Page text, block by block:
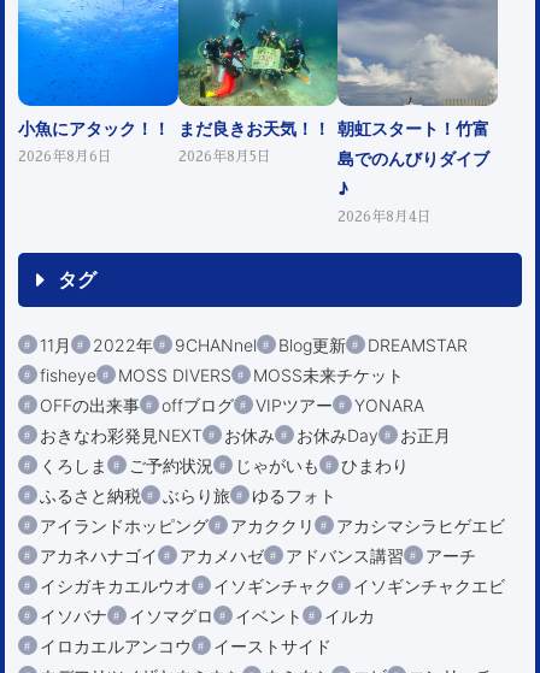
小魚にアタック！！
2026年8月6日
まだ良きお天気！！
2026年8月5日
朝虹スタート！竹富
島でのんびりダイブ
♪
2026年8月4日
タグ
11月 2022年 9CHANnel Blog更新
DREAMSTAR
fisheye
MOSS DIVERS
MOSS未来チケット
OFFの出来事
offブログ VIPツアー
YONARA
おきなわ彩発見NEXT
お休み お休みDay
お正月
くろしま
ご予約状況 じゃがいも
ひまわり
ふるさと納税
ぶらり旅
ゆるフォト
アイランドホッピング
アカククリ
アカシマシラヒゲエビ
アカネハナゴイ
アカメハゼ アドバンス講習
アーチ
イシガキカエルウオ
イソギンチャク
イソギンチャクエビ
イソバナ
イソマグロ イベント
イルカ
イロカエルアンコウ
イーストサイド